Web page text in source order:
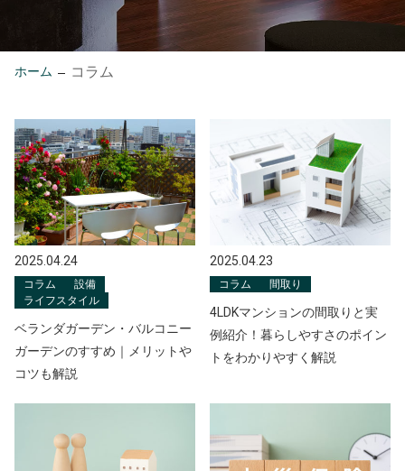
ホーム コラム
2025.04.24
コラム
設備
ライフスタイル
ベランダガーデン・バルコニー
ガーデンのすすめ｜メリットや
コツも解説
2025.04.23
コラム 間取り
4LDKマンションの間取りと実
例紹介！暮らしやすさのポイン
トをわかりやすく解説